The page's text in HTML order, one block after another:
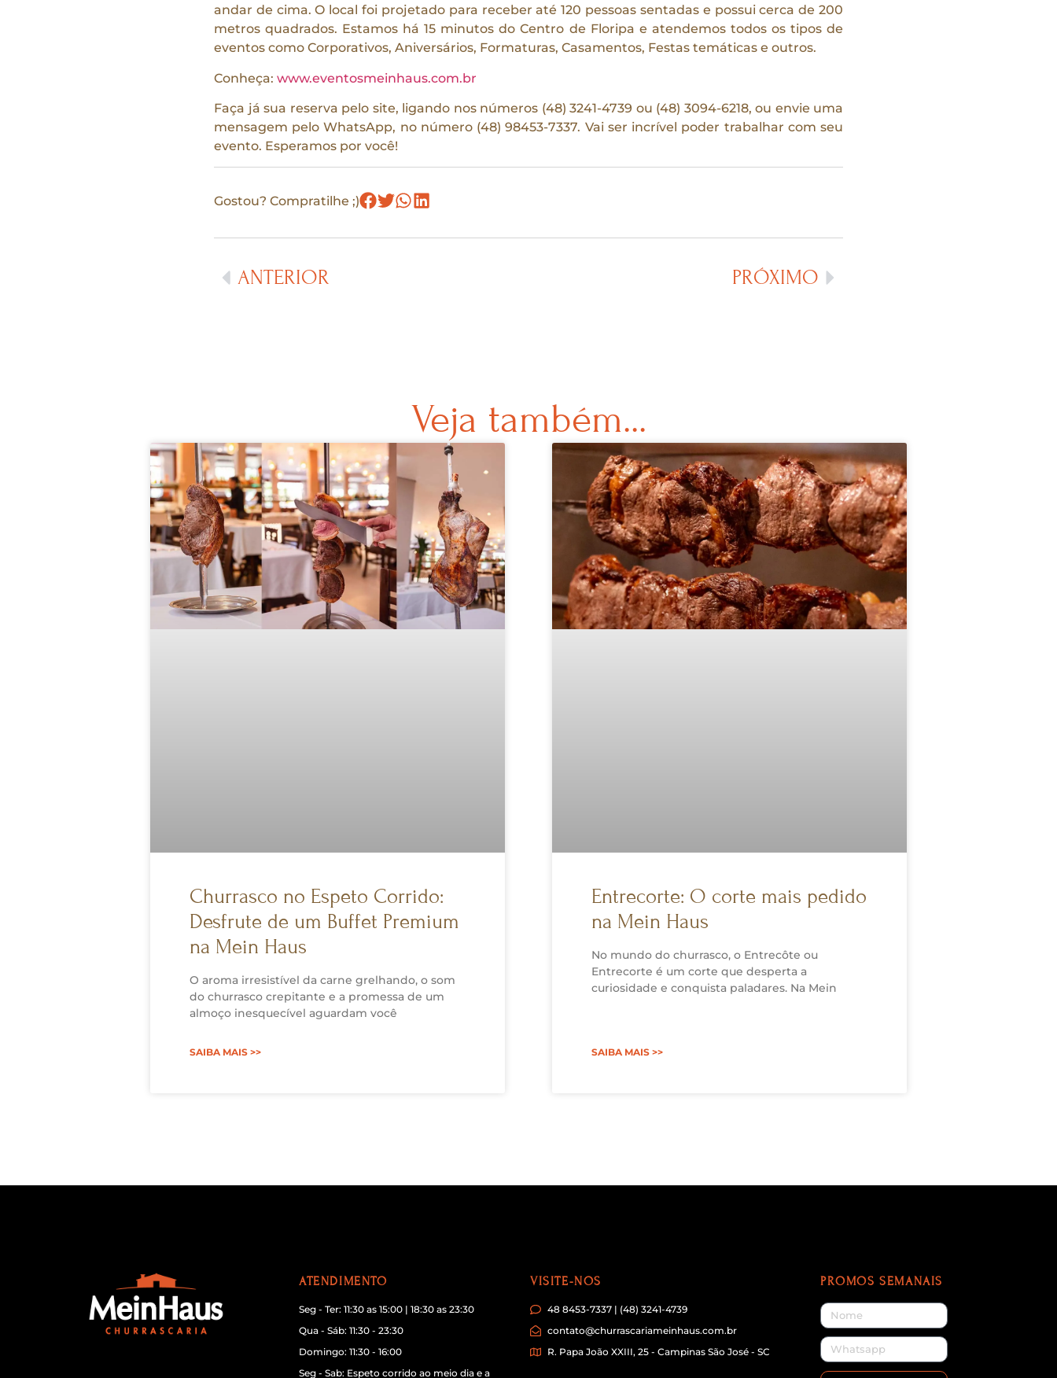
andar de cima. O local foi projetado para receber até 120 pessoas sentadas e possui cerca de 200
metros quadrados. Estamos há 15 minutos do Centro de Floripa e atendemos todos os tipos de
eventos como Corporativos, Aniversários, Formaturas, Casamentos, Festas temáticas e outros.
Conheça: www.eventosmeinhaus.com.br
Faça já sua reserva pelo site, ligando nos números (48) 3241-4739 ou (48) 3094-6218, ou envie uma
mensagem pelo WhatsApp, no número (48) 98453-7337. Vai ser incrível poder trabalhar com seu
evento. Esperamos por você!
Gostou? Compratilhe ;)
ANTERIOR PRÓXIMO
Veja também...
Churrasco no Espeto Corrido:
Desfrute de um Buffet Premium
na Mein Haus
O aroma irresistível da carne grelhando, o som
do churrasco crepitante e a promessa de um
almoço inesquecível aguardam você
SAIBA MAIS >>
Entrecorte: O corte mais pedido
na Mein Haus
No mundo do churrasco, o Entrecôte ou
Entrecorte é um corte que desperta a
curiosidade e conquista paladares. Na Mein
SAIBA MAIS >>
ATENDIMENTO
Seg - Ter: 11:30 as 15:00 | 18:30 as 23:30
Qua - Sáb: 11:30 - 23:30
Domingo: 11:30 - 16:00
Seg - Sab: Espeto corrido ao meio dia e a
VISITE-NOS
48 8453-7337 | (48) 3241-4739
contato@churrascariameinhaus.com.br
R. Papa João XXIII, 25 - Campinas São José - SC
PROMOS SEMANAIS